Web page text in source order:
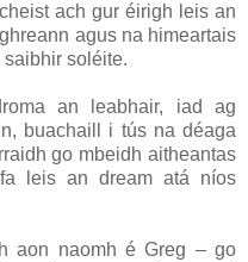
ach gur éirigh leis an
agus na himeartais
soléite.
an leabhair, iad ag
buachaill i tús na déaga
go mbeidh aitheantas
leis an dream atá níos
aon naomh é Greg – go